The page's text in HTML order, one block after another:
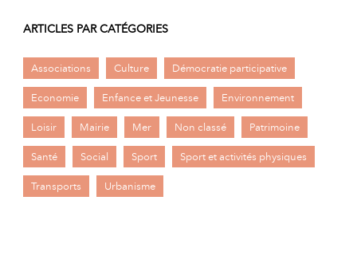
ARTICLES PAR CATÉGORIES
Associations Culture Démocratie participative
Economie Enfance et Jeunesse Environnement
Loisir Mairie Mer Non classé Patrimoine
Santé Social Sport Sport et activités physiques
Transports Urbanisme